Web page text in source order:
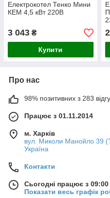
Електрокотел Тенко Мини
КЕМ 4,5 кВт 220В
3 043 ₴
Купити
Про нас
98% позитивних з 283
Працює з 01.11.2014
м. Харків
вул. Миколи Манойло 39
Україна
Контакти
Сьогодні працює з
Показати весь графік